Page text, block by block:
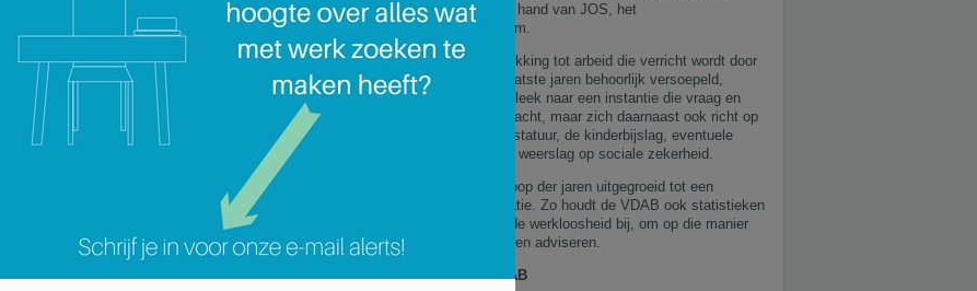
bijvoorbeeld aan de hand van JOS, het
jobstudentensysteem.
De regels met betrekking tot arbeid die verricht wordt door
studenten zijn de laatste jaren behoorlijk versoepeld,
waardoor er vraag bleek naar een instantie die vraag en
aanbod bij elkaar bracht, maar zich daarnaast ook richt op
informatie over het statuur, de kinderbijslag, eventuele
studietoelage en de weerslag op sociale zekerheid.
De VDAB is in de loop der jaren uitgegroeid tot een
belangrijke organisatie. Zo houdt de VDAB ook statistieken
met betrekking tot de werkloosheid bij, om op die manier
de overheid te kunnen adviseren.
Werken bij de VDAB